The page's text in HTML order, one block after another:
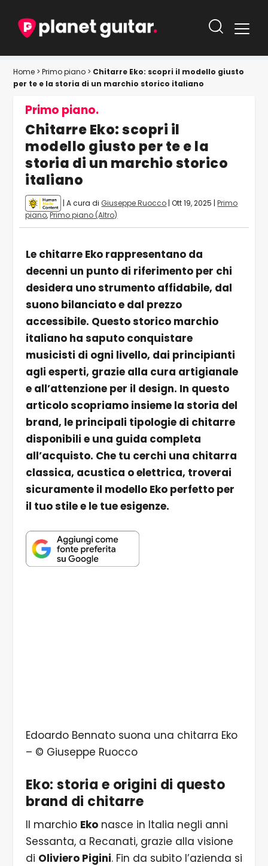
Home >Primo piano > Chitarre Eko: scopri il modello giusto
per te e la storia di un marchio storico italiano
Primo piano.
Chitarre Eko: scopri il
modello giusto per te e la
storia di un marchio storico
italiano
| A cura di Giuseppe Ruocco |Ott 19, 2025 |Primo
piano,Primo piano (Altro)
Le chitarre Eko rappresentano da
decenni un punto di riferimento per chi
desidera uno strumento affidabile, dal
suono bilanciato e dal prezzo
accessibile. Questo storico marchio
italiano ha saputo conquistare
musicisti di ogni livello, dai principianti
agli esperti, grazie alla cura artigianale
e all’attenzione per il design. In questo
articolo scopriamo insieme la storia del
brand, le principali tipologie di chitarre
disponibili e una guida completa
all’acquisto. Che tu cerchi una chitarra
classica, acustica o elettrica, troverai
sicuramente il modello Eko perfetto per
il tuo stile e le tue esigenze.
Edoardo Bennato suona una chitarra Eko
– © Giuseppe Ruocco
Eko: storia e origini di questo
brand di chitarre
Il marchio Ekonasce in Italia negli anni
Sessanta, a Recanati, grazie alla visione
di Oliviero Pigini. Fin da subito l’azienda si